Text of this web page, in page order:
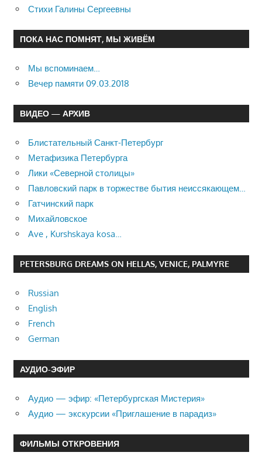
Стихи Галины Сергеевны
ПОКА НАС ПОМНЯТ, МЫ ЖИВЁМ
Мы вспоминаем…
Вечер памяти 09.03.2018
ВИДЕО — АРХИВ
Блистательный Санкт-Петербург
Метафизика Петербурга
Лики «Северной столицы»
Павловский парк в торжестве бытия неиссякающем…
Гатчинский парк
Михайловское
Ave , Kurshskaya kosa…
PETERSBURG DREAMS ON HELLAS, VENICE, PALMYRE
Russian
English
French
German
АУДИО-ЭФИР
Аудио — эфир: «Петербургская Мистерия»
Аудио — экскурсии «Приглашение в парадиз»
ФИЛЬМЫ ОТКРОВЕНИЯ